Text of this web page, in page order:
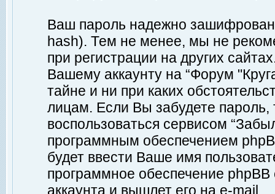
Ваш пароль надежно
hash). Тем не менее, мы не
при регистрации на других
Вашему аккаунту на “Форум
тайне и ни при каких
лицам. Если Вы забудете пароль,
воспользоваться сервисом
программным обеспечением
будет ввести Ваше имя
программное обеспечение
аккаунта и вышлет его на e-mail.